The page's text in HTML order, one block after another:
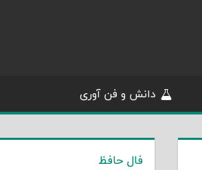
دانش و فن آوری
فال حافظ